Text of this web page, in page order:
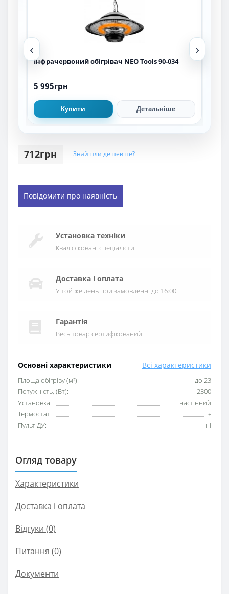
‹
Інфрачервоний обігрівач NEO Tools 90-034
5 995грн
Купити Детальніше
›
712грн Знайшли дешевше?
Основні характеристики Всі характеристики
Площа обігріву (м²):
до 23
Потужність, (Вт):
2300
Установка:
настінний
Термостат:
є
Пульт ДУ:
ні
Повідомити про наявність
Установка техніки
Кваліфіковані спеціалісти
Доставка і оплата
У той же день при замовленні до 16:00
Гарантія
Весь товар сертифікований
Огляд товару
Характеристики
Доставка і оплата
Відгуки (0)
Питання (0)
Документи